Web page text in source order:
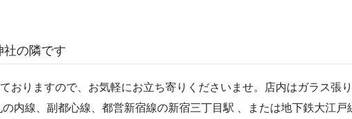
の隣です
おりますので、お気軽にお立ち寄りくださいませ。店内はガラス張
内線、副都心線、都営新宿線の新宿三丁目駅 、または地下鉄大江戸